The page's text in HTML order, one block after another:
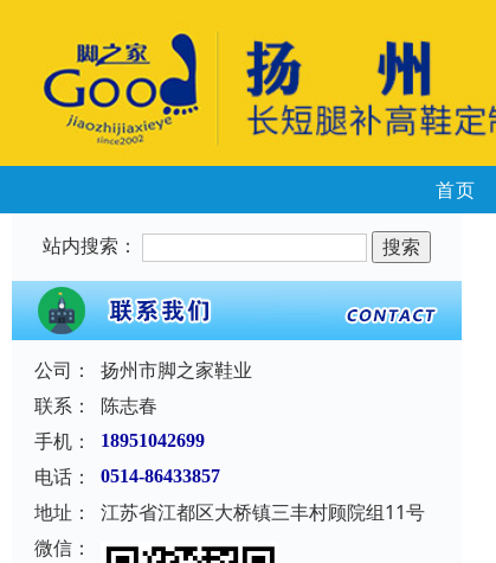
首页
站内搜索：
公司：
扬州市脚之家鞋业
联系：
陈志春
手机：
18951042699
电话： 0514-86433857
地址：
江苏省江都区大桥镇三丰村顾院组11号
微信：